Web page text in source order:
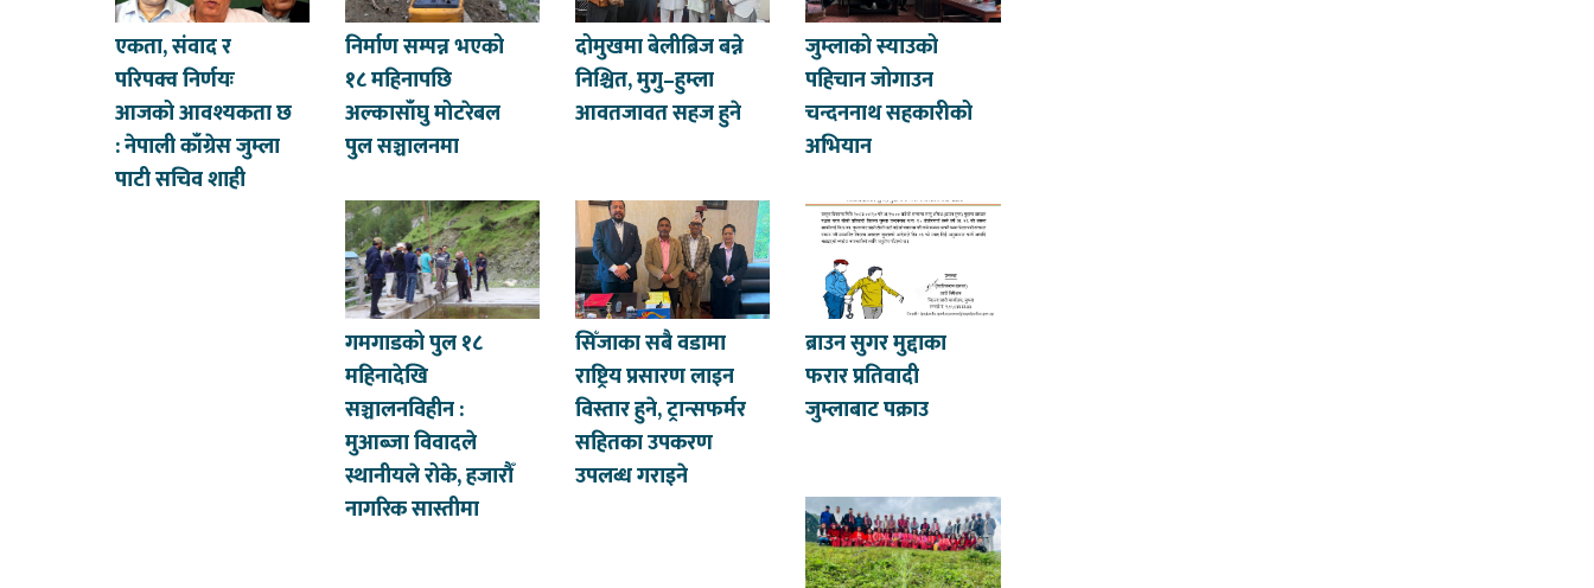
एकता, संवाद र
परिपक्व निर्णयः
आजको आवश्यकता छ
: नेपाली काँग्रेस जुम्ला
पाटी सचिव शाही
निर्माण सम्पन्न भएको
१८ महिनापछि
अल्कासाँघु मोटरेबल
पुल सञ्चालनमा
दोमुखमा बेलीब्रिज बन्ने
निश्चित, मुगु–हुम्ला
आवतजावत सहज हुने
जुम्लाको स्याउको
पहिचान जोगाउन
चन्दननाथ सहकारीको
अभियान
गमगाडको पुल १८
महिनादेखि
सञ्चालनविहीन :
मुआब्जा विवादले
स्थानीयले रोके, हजारौँ
नागरिक सास्तीमा
सिँजाका सबै वडामा
राष्ट्रिय प्रसारण लाइन
विस्तार हुने, ट्रान्सफर्मर
सहितका उपकरण
उपलब्ध गराइने
ब्राउन सुगर मुद्दाका
फरार प्रतिवादी
जुम्लाबाट पक्राउ